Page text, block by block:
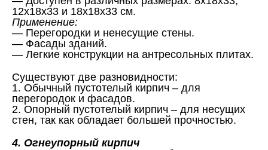
12x18x33 и 18x18x33 см.
Применение:
— Перегородки и ненесущие стены.
— Фасады зданий.
— Легкие конструкции на антресольных плитах.
Существуют две разновидности:
1. Обычный пустотелый кирпич – для
перегородок и фасадов.
2. Опорный пустотелый кирпич – для несущих
стен, так как обладает большей прочностью.
4. Огнеупорный кирпич